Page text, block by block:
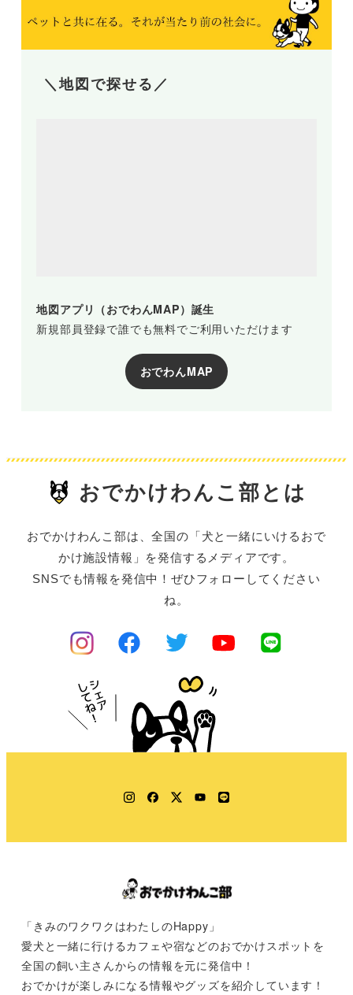
＼地図で探せる／
地図アプリ（おでわんMAP）誕生
新規部員登録で誰でも無料でご利用いただけます
おでわんMAP
おでかけわんこ部とは
おでかけわんこ部は、全国の「犬と一緒にいけるおで
かけ施設情報」を発信するメディアです。
SNSでも情報を発信中！ぜひフォローしてください
ね。
Instagram
Facebook
TwitterYouTube
LINE
「きみのワクワクはわたしのHappy」
愛犬と一緒に行けるカフェや宿などのおでかけスポットを
全国の飼い主さんからの情報を元に発信中！
おでかけが楽しみになる情報やグッズを紹介しています！